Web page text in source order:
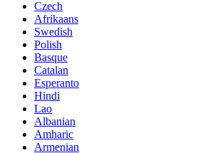
Czech
Afrikaans
Swedish
Polish
Basque
Catalan
Esperanto
Hindi
Lao
Albanian
Amharic
Armenian